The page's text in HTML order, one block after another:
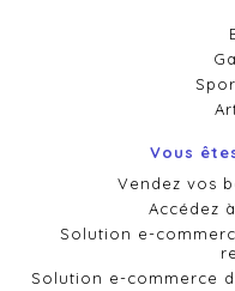
Vous
Vendez vos
Accédez
Solution e-
Solution e-commerce